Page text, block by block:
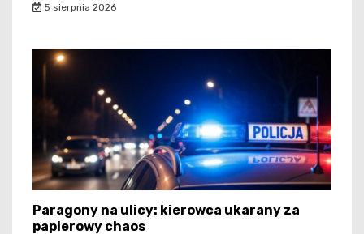
5 sierpnia 2026
Paragony na ulicy: kierowca ukarany za
papierowy chaos